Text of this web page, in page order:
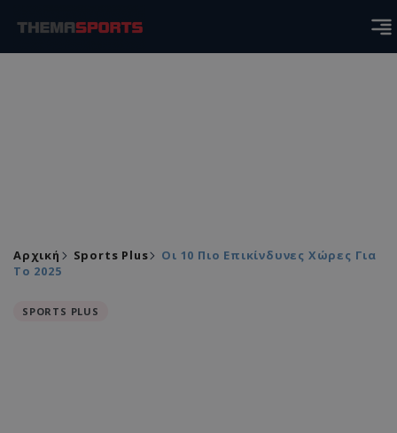
Αρχική Sports Plus
Οι 10 Πιο Επικίνδυνες Χώρες Για
Το 2025
SPORTS PLUS